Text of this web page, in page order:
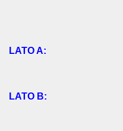
LATO A:
LATO B:
– IV edizione – 2017